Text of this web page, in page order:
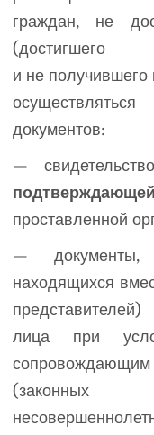
граждан, не
и не
документов:
—
проставленной
— документы,
находящихся
лица при
(законных